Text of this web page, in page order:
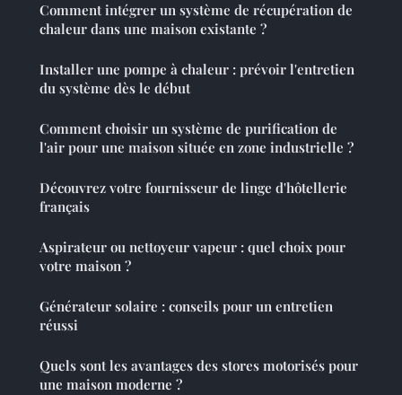
Comment intégrer un système de récupération de
chaleur dans une maison existante ?
Installer une pompe à chaleur : prévoir l'entretien
du système dès le début
Comment choisir un système de purification de
l'air pour une maison située en zone industrielle ?
Découvrez votre fournisseur de linge d'hôtellerie
français
Aspirateur ou nettoyeur vapeur : quel choix pour
votre maison ?
Générateur solaire : conseils pour un entretien
réussi
Quels sont les avantages des stores motorisés pour
une maison moderne ?